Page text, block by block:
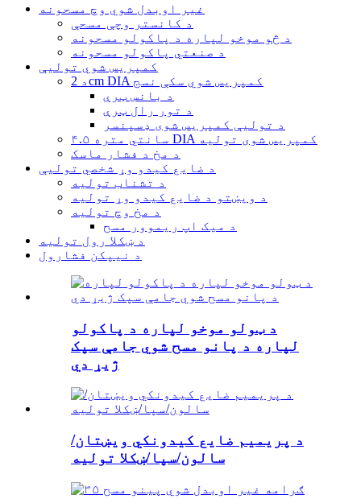
غیر اوبدل شوي وچ مسحونه
د کانستر وچې مسحې
د څو موخو لپاره د پاکولو مسحونه
د صنعتي پاکولو مسحونه
کمپریس شوي تولیې
د 2cm DIA کمپریس شوي سکې نسج
د بانس ټرې
د تور رال ټرې
د تولیې کمپریس شوی ډسپنسر
۴.۵ سانتي متره DIA کمپریس شوی تولیه
د مخ د فشار ماسک
د ضایع کیدو وړ شخصي تولیې
د تشناب تولیه
د ویښتو د ضایع کیدو وړ تولیه
د مخ وچ تولیه
د میک اپ ریموور مسح
د ښکلا رول تولیه
د نیپکن فشارول
د ټولو موخو لپاره د پاکولو
لپاره د پانو مسح شوي جامې سپک
ژیړ دي
د پریمیم ضایع کیدونکي ویښتان/
سالون/سپا/ښکلا تولیه